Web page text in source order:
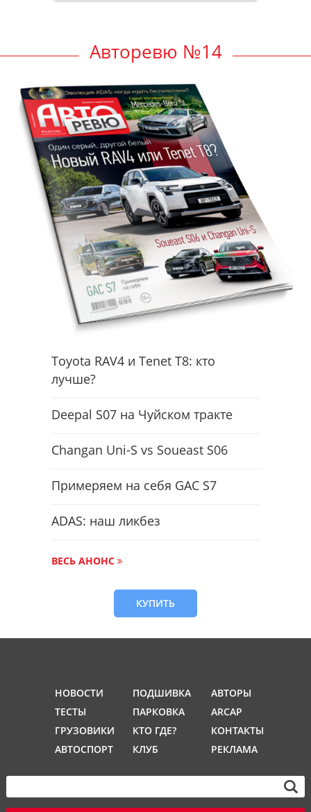
Авторевю №14
Toyota RAV4 и Tenet T8: кто
лучше?
Deepal S07 на Чуйском тракте
Changan Uni-S vs Soueast S06
Примеряем на себя GAC S7
ADAS: наш ликбез
ВЕСЬ АНОНС
КУПИТЬ
НОВОСТИ
ТЕСТЫ
ГРУЗОВИКИ
АВТОСПОРТ
ПОДШИВКА
ПАРКОВКА
КТО ГДЕ?
КЛУБ
АВТОРЫ
ARCAP
КОНТАКТЫ
РЕКЛАМА